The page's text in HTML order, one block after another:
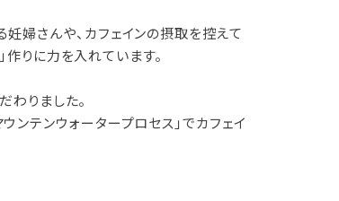
婦さんや、カフェインの摂取を控えて
りに力を入れています。
わりました。
ンテンウォータープロセス」でカフェイ